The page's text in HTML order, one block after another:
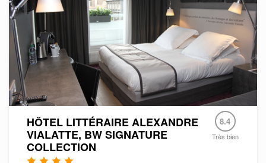
HÔTEL LITTÉRAIRE ALEXANDRE
VIALATTE, BW SIGNATURE
COLLECTION
8.4
Très bien